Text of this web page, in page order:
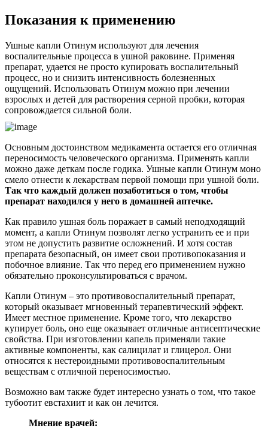
Показания к применению
Ушные капли Отинум используют для лечения
воспалительные процесса в ушной раковине. Применяя
препарат, удается не просто купировать воспалительный
процесс, но и снизить интенсивность болезненных
ощущений. Использовать Отинум можно при лечении
взрослых и детей для растворения серной пробки, которая
сопровождается сильной боли.
Основным достоинством медикамента остается его отличная
переносимость человеческого организма. Применять капли
можно даже деткам после годика. Ушные капли Отинум моно
смело отнести к лекарствам первой помощи при ушной боли.
Так что каждый должен позаботиться о том, чтобы
препарат находился у него в домашней аптечке.
Как правило ушная боль поражает в самый неподходящий
момент, а капли Отинум позволят легко устранить ее и при
этом не допустить развитие осложнений. И хотя состав
препарата безопасный, он имеет свои противопоказания и
побочное влияние. Так что перед его применением нужно
обязательно проконсультироваться с врачом.
Капли Отинум – это противовоспалительный препарат,
который оказывает мгновенный терапевтический эффект.
Имеет местное применение. Кроме того, что лекарство
купирует боль, оно еще оказывает отличные антисептические
свойства. При изготовлении капель применяли такие
активные компоненты, как салицилат и глицерол. Они
относятся к нестероидными противовоспалительным
веществам с отличной переносимостью.
Возможно вам также будет интересно узнать о том, что такое
тубоотит евстахиит и как он лечится.
Мнение врачей: